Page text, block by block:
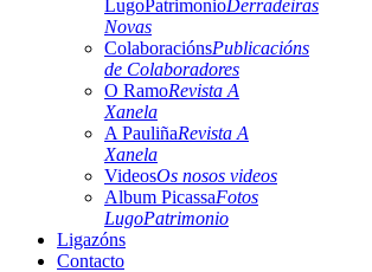
LugoPatrimonioDerradeiras
Novas
ColaboraciónsPublicacións
de Colaboradores
O RamoRevista A
Xanela
A PauliñaRevista A
Xanela
VideosOs nosos videos
Album PicassaFotos
LugoPatrimonio
Ligazóns
Contacto